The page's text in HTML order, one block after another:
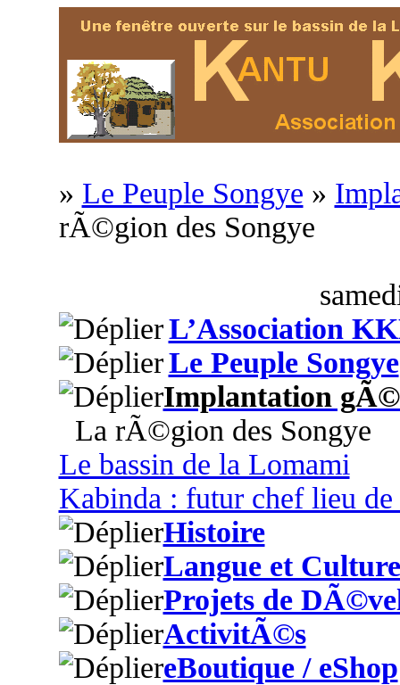
» Le Peuple Songye »
rÃ©gion des Songye
L’Association
Le Peuple Songye
Implantation
La rÃ©gion des Songye
Le bassin de la Lomami
Kabinda : futur chef lieu
Histoire
Langue et Culture
Projets de
ActivitÃ©s
eBoutique / eShop